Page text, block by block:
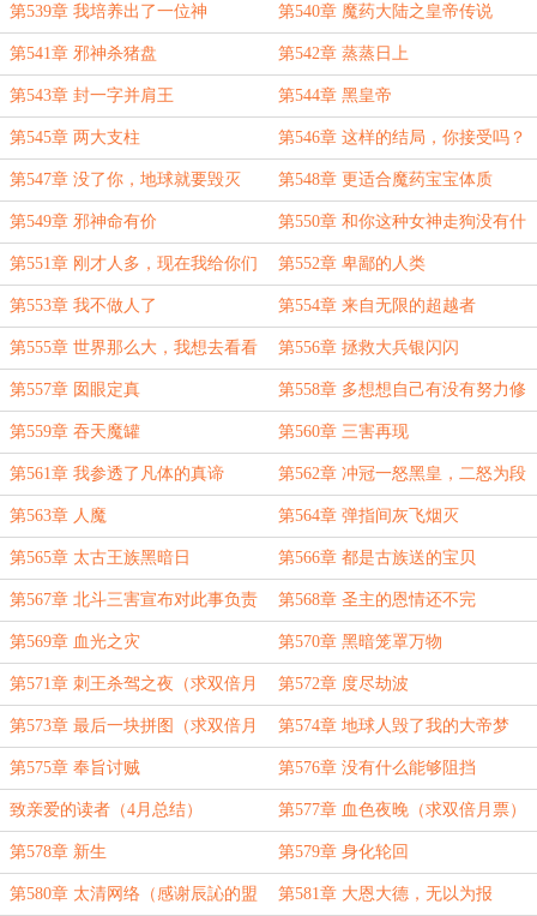
主
第539章 我培养出了一位神 第540章 魔药大陆之皇帝传说
第541章 邪神杀猪盘 第542章 蒸蒸日上
第543章 封一字并肩王 第544章 黑皇帝
第545章 两大支柱 第546章 这样的结局，你接受吗？
第547章 没了你，地球就要毁灭
了？
第548章 更适合魔药宝宝体质
第549章 邪神命有价 第550章 和你这种女神走狗没有什
么好聊的
第551章 刚才人多，现在我给你们
跪下了
第552章 卑鄙的人类
第553章 我不做人了 第554章 来自无限的超越者
第555章 世界那么大，我想去看看 第556章 拯救大兵银闪闪
第557章 囡眼定真 第558章 多想想自己有没有努力修
炼
第559章 吞天魔罐 第560章 三害再现
第561章 我参透了凡体的真谛 第562章 冲冠一怒黑皇，二怒为段
德
第563章 人魔 第564章 弹指间灰飞烟灭
第565章 太古王族黑暗日 第566章 都是古族送的宝贝
第567章 北斗三害宣布对此事负责 第568章 圣主的恩情还不完
第569章 血光之灾 第570章 黑暗笼罩万物
第571章 刺王杀驾之夜（求双倍月
票）
第572章 度尽劫波
第573章 最后一块拼图（求双倍月
票）
第574章 地球人毁了我的大帝梦
第575章 奉旨讨贼 第576章 没有什么能够阻挡
致亲爱的读者（4月总结） 第577章 血色夜晚（求双倍月票）
第578章 新生 第579章 身化轮回
第580章 太清网络（感谢辰訫的盟 第581章 大恩大德，无以为报